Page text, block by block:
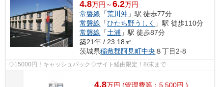
4.8万円～6.2万円
常磐線 「荒川沖 」駅 徒歩77分
常磐線 「ひたち野うしく
」駅 徒歩110分
常磐線 「土浦 」駅 徒歩87分
築21年 / 23.18㎡
茨城県稲敷郡阿見町中央 ８丁目2-8
◇15000円！キャッシュバック◇サイト経由限定！8/末まで
4.8万円 (管理費等：5,500円 )